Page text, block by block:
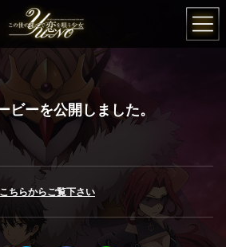
この世の果てで
ビーを公開しました。
こちらからご覧下さい